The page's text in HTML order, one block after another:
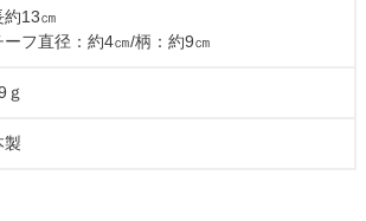
約13㎝
ーフ直径：約4㎝/柄：約9㎝
ｇ
製